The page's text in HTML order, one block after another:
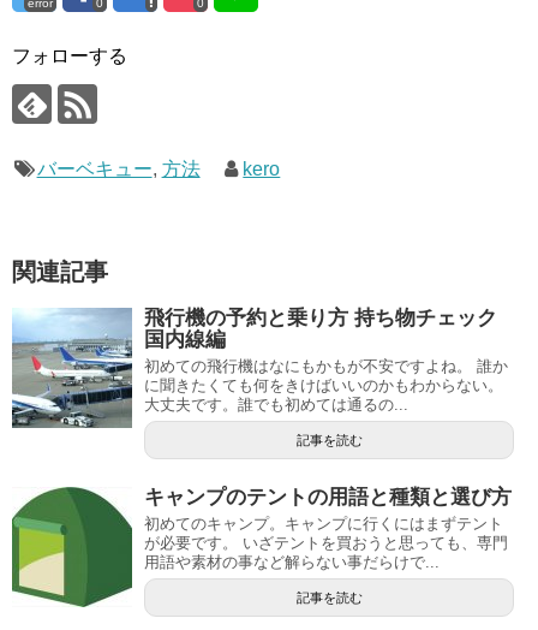
error 0 0
フォローする
バーベキュー, 方法 kero
関連記事
飛行機の予約と乗り方 持ち物チェック
国内線編
初めての飛行機はなにもかもが不安ですよね。 誰か
に聞きたくても何をきけばいいのかもわからない。
大丈夫です。誰でも初めては通るの...
記事を読む
キャンプのテントの用語と種類と選び方
初めてのキャンプ。キャンプに行くにはまずテント
が必要です。 いざテントを買おうと思っても、専門
用語や素材の事など解らない事だらけで...
記事を読む